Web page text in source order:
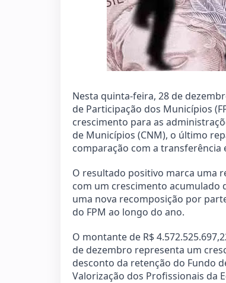
Nesta quinta-feira, 28 de
de Participação dos Municípios
crescimento para as
de Municípios (CNM), o último
comparação com a transferência
O resultado positivo marca uma
com um crescimento acumulado
uma nova recomposição por
do FPM ao longo do ano.
O montante de R$
de dezembro representa um
desconto da retenção do Fundo
Valorização dos Profissionais da